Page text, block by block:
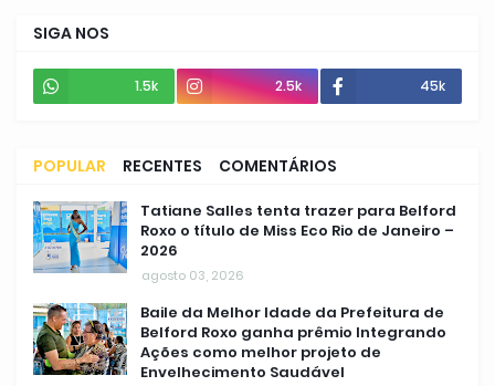
SIGA NOS
1.5k 2.5k 45k
POPULAR RECENTES COMENTÁRIOS
Tatiane Salles tenta trazer para Belford
Roxo o título de Miss Eco Rio de Janeiro –
2026
agosto 03, 2026
Baile da Melhor Idade da Prefeitura de
Belford Roxo ganha prêmio Integrando
Ações como melhor projeto de
Envelhecimento Saudável